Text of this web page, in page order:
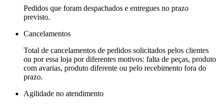
Pedidos que foram despachados e entregues no prazo
previsto.
Cancelamentos
Total de cancelamentos de pedidos solicitados pelos clientes
ou por essa loja por diferentes motivos: falta de peças, produto
com avarias, produto diferente ou pelo recebimento fora do
prazo.
Agilidade no atendimento